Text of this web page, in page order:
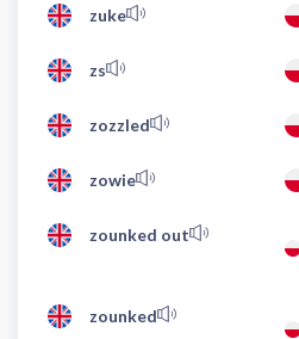
zuke
zs
zozzled
zowie
zounked out
zounked